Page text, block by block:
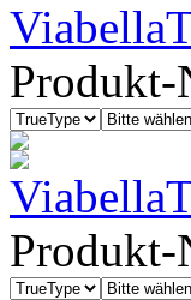
Produkt-
Produkt-